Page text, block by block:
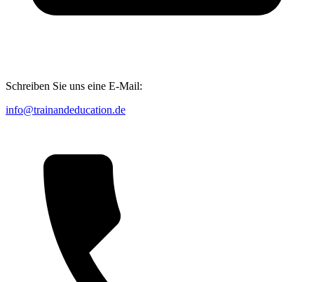
Schreiben Sie uns eine E-Mail:
info@trainandeducation.de